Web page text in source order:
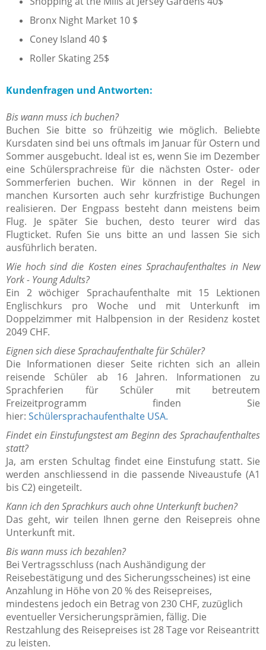
Bronx Night Market 10 $
Coney Island 40 $
Roller Skating 25$
Kundenfragen und Antworten:
Bis wann muss ich buchen?
Buchen Sie bitte so frühzeitig wie möglich. Beliebte
Kursdaten sind bei uns oftmals im Januar für Ostern und
Sommer ausgebucht. Ideal ist es, wenn Sie im Dezember
eine Schülersprachreise für die nächsten Oster- oder
Sommerferien buchen. Wir können in der Regel in
manchen Kursorten auch sehr kurzfristige Buchungen
realisieren. Der Engpass besteht dann meistens beim
Flug. Je später Sie buchen, desto teurer wird das
Flugticket. Rufen Sie uns bitte an und lassen Sie sich
ausführlich beraten.
Wie hoch sind die Kosten eines Sprachaufenthaltes in New
York - Young Adults?
Ein 2 wöchiger Sprachaufenthalte mit 15 Lektionen
Englischkurs pro Woche und mit Unterkunft im
Doppelzimmer mit Halbpension in der Residenz kostet
2049 CHF.
Eignen sich diese Sprachaufenthalte für Schüler?
Die Informationen dieser Seite richten sich an allein
reisende Schüler ab 16 Jahren. Informationen zu
Sprachferien für Schüler mit betreutem
Freizeitprogramm finden Sie
hier: Schülersprachaufenthalte USA.
Findet ein Einstufungstest am Beginn des Sprachaufenthaltes
statt?
Ja, am ersten Schultag findet eine Einstufung statt. Sie
werden anschliessend in die passende Niveaustufe (A1
bis C2) eingeteilt.
Kann ich den Sprachkurs auch ohne Unterkunft buchen?
Das geht, wir teilen Ihnen gerne den Reisepreis ohne
Unterkunft mit.
Bis wann muss ich bezahlen?
Bei Vertragsschluss (nach Aushändigung der
Reisebestätigung und des Sicherungsscheines) ist eine
Anzahlung in Höhe von 20 % des Reisepreises,
mindestens jedoch ein Betrag von 230 CHF, zuzüglich
eventueller Versicherungsprämien, fällig. Die
Restzahlung des Reisepreises ist 28 Tage vor Reiseantritt
zu leisten.